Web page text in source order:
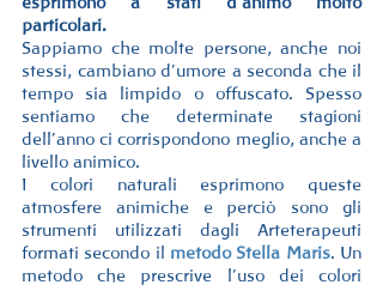
particolari.
Sappiamo che molte persone, anche noi
stessi, cambiano d’umore a seconda che il
tempo sia limpido o offuscato. Spesso
sentiamo che determinate stagioni
dell’anno ci corrispondono meglio, anche a
livello animico.
I colori naturali esprimono queste
atmosfere animiche e perciò sono gli
strumenti utilizzati dagli Arteterapeuti
formati secondo il metodo Stella Maris. Un
metodo che prescrive l’uso dei colori